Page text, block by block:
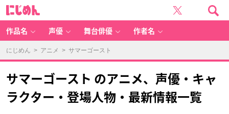
作品名 声優 舞台俳優 作者名
にじめん > アニメ > サマーゴースト
サマーゴースト のアニメ、声優・キャ
ラクター・登場人物・最新情報一覧